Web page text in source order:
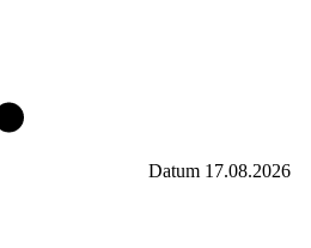
Datum 17.08.2026